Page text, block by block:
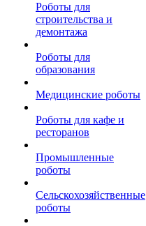
Роботы для
строительства и
демонтажа
Роботы для
образования
Медицинские роботы
Роботы для кафе и
ресторанов
Промышленные
роботы
Сельскохозяйственные
роботы